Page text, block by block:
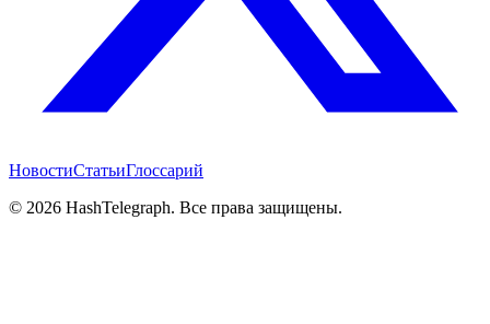
НовостиСтатьиГлоссарий
© 2026 HashTelegraph. Все права защищены.